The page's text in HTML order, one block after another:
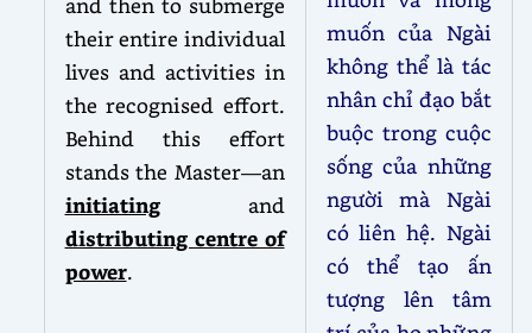
their entire individual
lives and activities in
the recognised effort.
Behind this effort
stands the Master—an
initiatingand
distributing centre of
power.
muốn của Ngài
không thể là tác
nhân chỉ đạo bắt
buộc trong cuộc
sống của những
người mà Ngài
có liên hệ. Ngài
có thể tạo ấn
tượng lên tâm